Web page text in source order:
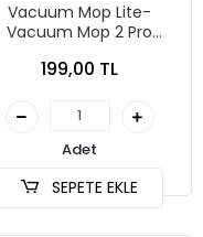
Vacuum Mop Lite-
Vacuum Mop 2 Pro
Dikkat)Hepa
Parça
199,00 TL
Adet
SEPETE EKLE